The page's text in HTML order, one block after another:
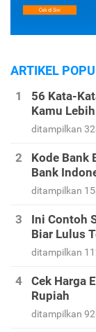
ARTIKEL
56 Kata-
Kamu
ditampilkan
Kode Bank
Bank
ditampilkan
Ini Contoh
Biar Lulus
ditampilkan
Cek Harga
Rupiah
ditampilkan